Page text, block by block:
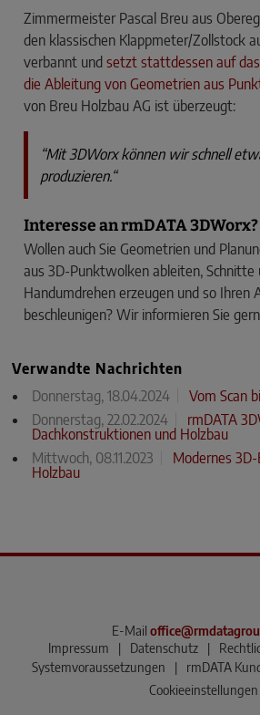
Zimmermeister Pascal Breu aus
den klassischen Klappmeter/Zollstock
verbannt undsetzt statt­dessen auf
die Ableitung von Geometrien aus
von Breu Holzbau AG ist überzeugt:
“Mit 3DWorx können wir schnell
produzieren.“
Interesse an rmDATA 3DWorx?
Wollen auch Sie Geometrien und
aus 3D-Punktwolken ableiten, Schnitte
Handumdrehen erzeugen und so Ihren
beschleunigen? Wir informieren Sie
Verwandte Nachrichten
Donnerstag, 18.04.2024
Vom Scan
Donnerstag, 22.02.2024
rmDATA
Dachkonstruktionen und Holzbau
Mittwoch, 08.11.2023
Modernes
Holzbau
E-Mail
Impressum
| Datenschutz |
Systemvoraussetzungen
| rmDATA
Cookieeinstellungen